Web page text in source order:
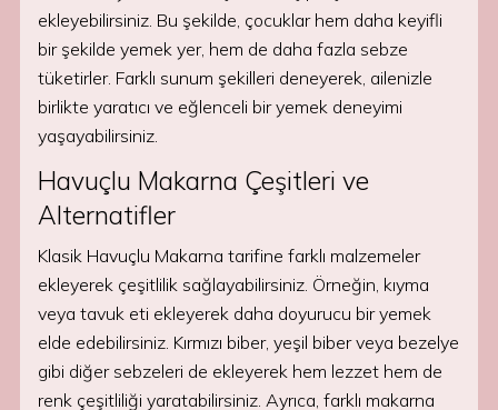
ekleyebilirsiniz. Bu şekilde, çocuklar hem daha keyifli
bir şekilde yemek yer, hem de daha fazla sebze
tüketirler. Farklı sunum şekilleri deneyerek, ailenizle
birlikte yaratıcı ve eğlenceli bir yemek deneyimi
yaşayabilirsiniz.
Havuçlu Makarna Çeşitleri ve
Alternatifler
Klasik Havuçlu Makarna tarifine farklı malzemeler
ekleyerek çeşitlilik sağlayabilirsiniz. Örneğin, kıyma
veya tavuk eti ekleyerek daha doyurucu bir yemek
elde edebilirsiniz. Kırmızı biber, yeşil biber veya bezelye
gibi diğer sebzeleri de ekleyerek hem lezzet hem de
renk çeşitliliği yaratabilirsiniz. Ayrıca, farklı makarna